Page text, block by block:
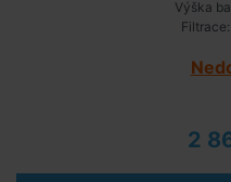
Výška
Filtrace:
2